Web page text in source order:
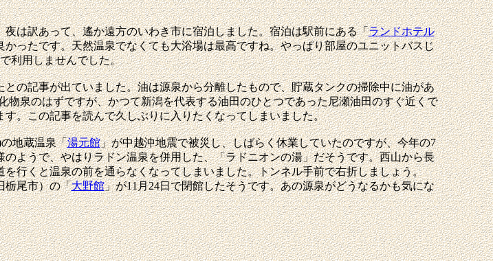
は訳あって、遙か遠方のいわき市に宿泊しました。宿泊は駅前にある「ランドホテル
ったです。天然温泉でなくても大浴場は最高ですね。やっぱり部屋のユニットバスじ
利用しませんでした。
との記事が出ていました。油は源泉から分離したもので、貯蔵タンクの掃除中に油があ
泉のはずですが、かつて新潟を代表する油田のひとつであった尼瀬油田のすぐ近くで
。この記事を読んで久しぶりに入りたくなってしまいました。
地蔵温泉「湯元館」が中越沖地震で被災し、しばらく休業していたのですが、今年の7
ようで、やはりラドン温泉を併用した、「ラドニオンの湯」だそうです。西山から長
行くと温泉の前を通らなくなってしまいました。トンネル手前で右折しましょう。
栃尾市）の「大野館」が11月24日で閉館したそうです。あの源泉がどうなるかも気にな